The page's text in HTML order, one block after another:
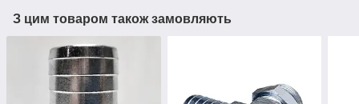
З цим товаром також замовляють